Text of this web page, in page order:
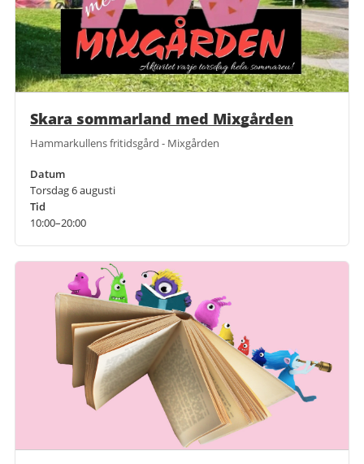
Skara sommarland med Mixgården
Hammarkullens fritidsgård - Mixgården
Datum
Torsdag 6 augusti
Tid
10:00–20:00